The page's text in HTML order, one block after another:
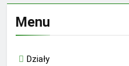
Menu
Działy